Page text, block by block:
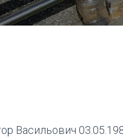
Васильович